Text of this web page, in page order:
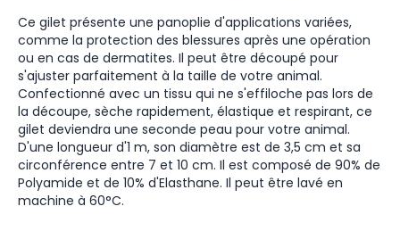
Ce gilet présente une panoplie d'applications variées,
comme la protection des blessures après une opération
ou en cas de dermatites. Il peut être découpé pour
s'ajuster parfaitement à la taille de votre animal.
Confectionné avec un tissu qui ne s'effiloche pas lors de
la découpe, sèche rapidement, élastique et respirant, ce
gilet deviendra une seconde peau pour votre animal.
D'une longueur d'1 m, son diamètre est de 3,5 cm et sa
circonférence entre 7 et 10 cm. Il est composé de 90% de
Polyamide et de 10% d'Elasthane. Il peut être lavé en
machine à 60°C.